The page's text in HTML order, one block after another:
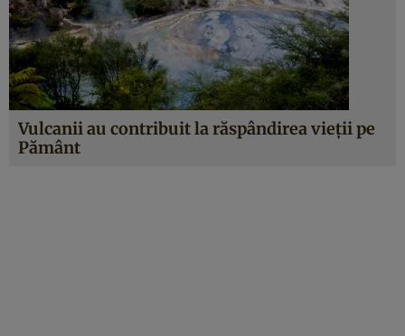
Vulcanii au contribuit la răspândirea vieţii pe
Pământ